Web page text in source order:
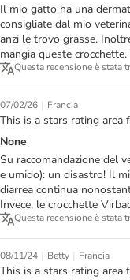
Il mio gatto ha una
consigliate dal mio
anzi le trovo grasse.
mangia queste
Questa recensione è stata
07/02/26 | Francia
This is a stars rating area
None
Su raccomandazione del
e umido): un disastro! Il
diarrea continua
Invece, le crocchette
Questa recensione è stata
08/11/24 | Betty | Francia
This is a stars rating area